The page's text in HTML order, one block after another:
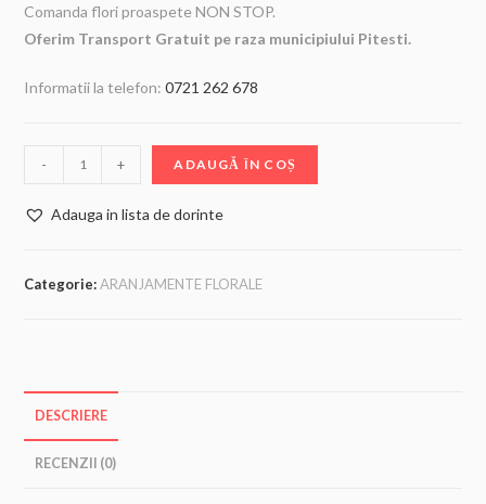
Comanda flori proaspete NON STOP.
Oferim Transport Gratuit pe raza municipiului Pitesti.
Informatii la telefon:0721 262 678
- + ADAUGĂ ÎN COȘ
Adauga in lista de dorinte
Categorie:ARANJAMENTE FLORALE
DESCRIERE
RECENZII (0)